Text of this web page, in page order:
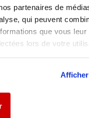
partenaires de
qui peuvent
que vous leur
lors de votre
ABSORB
ou hydrophobe conférant au
fort pouvoir absorbant pouvant
20 fois son poids initial.